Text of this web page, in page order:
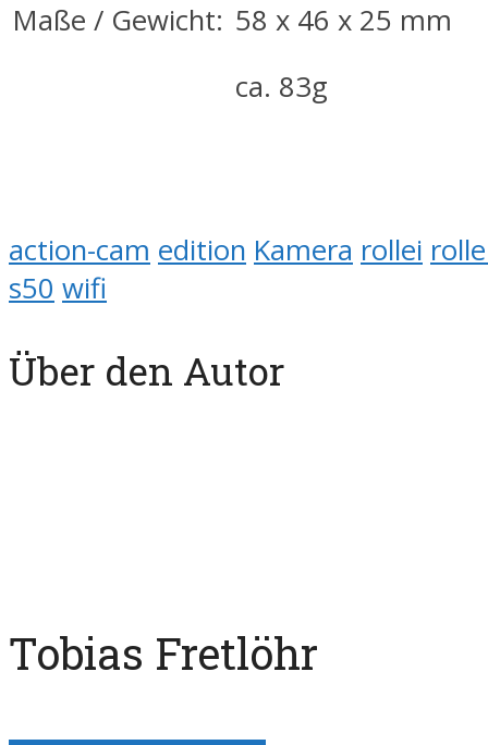
Maße / Gewicht: 58 x 46 x 25 mm
ca. 83g
action-cam edition Kamera rollei
s50 wifi
Über den Autor
Tobias Fretlöhr